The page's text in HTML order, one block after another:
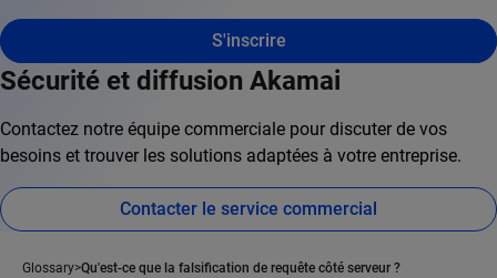
S'inscrire
Sécurité et diffusion Akamai
Contactez notre équipe commerciale pour discuter de vos
besoins et trouver les solutions adaptées à votre entreprise.
Contacter le service commercial
Glossary Qu'est-ce que la falsification de requête côté serveur ?